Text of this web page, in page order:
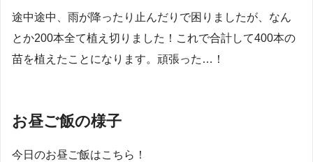
途中途中、雨が降ったり止んだりで困りましたが、なん
とか200本全て植え切りました！これで合計して400本の
苗を植えたことになります。頑張った…！
お昼ご飯の様子
今日のお昼ご飯はこちら！